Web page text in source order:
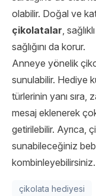
olabilir. Doğal ve
çikolatalar,
sağlığını da korur.
Anneye yönelik
sunulabilir. Hediye
türlerinin yanı sıra,
mesaj eklenerek
getirilebilir. Ayrıca,
sunabileceğiniz
kombinleyebilirsiniz.
çikolata hediyesi